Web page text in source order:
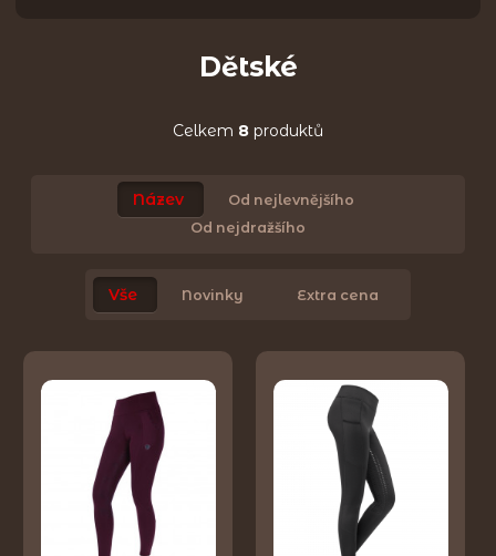
Dětské
Celkem 8 produktů
Název
Od nejlevnějšího
Od nejdražšího
Vše Novinky Extra cena